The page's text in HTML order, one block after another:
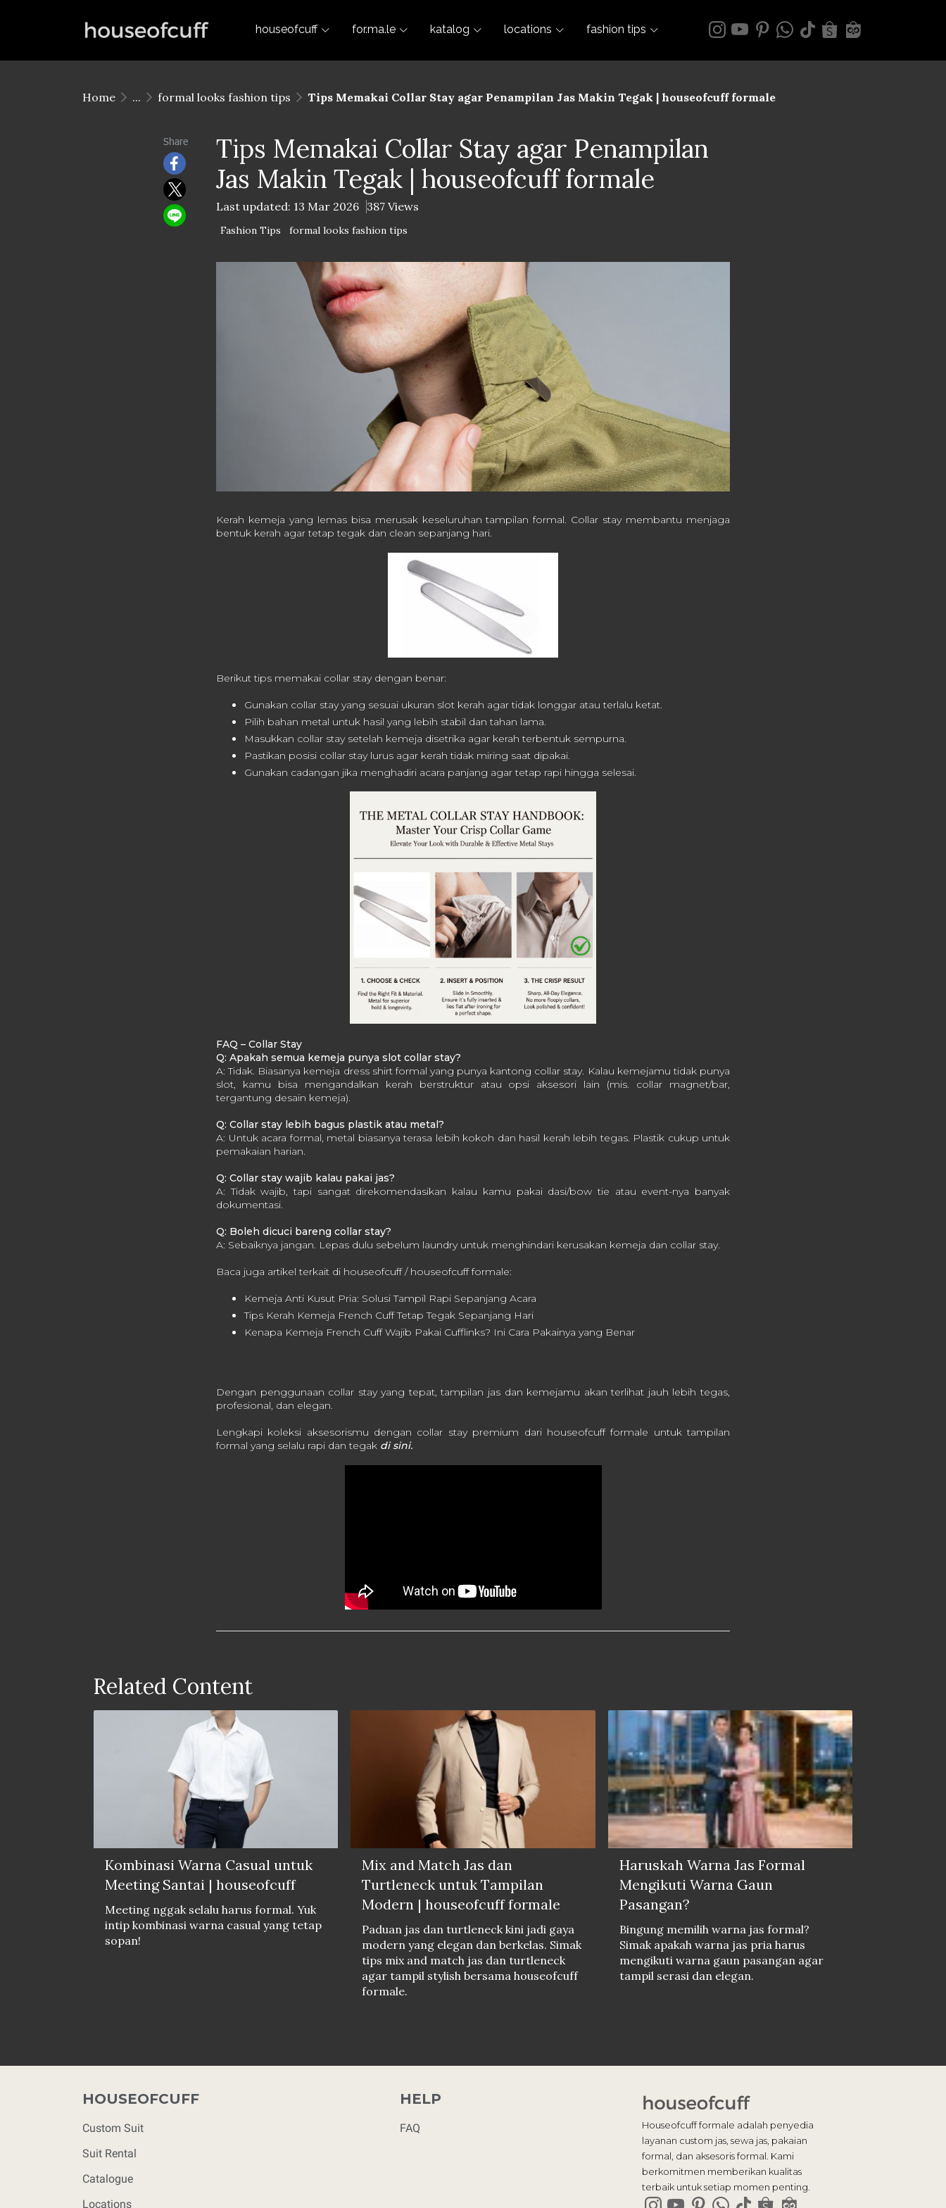
houseofcuff for.ma.le katalog locations fashion tips
Home ... formal looks fashion tips Tips Memakai Collar Stay agar Penampilan Jas Makin Tegak | houseofcuff formale
Share
Tips Memakai Collar Stay agar Penampilan
Jas Makin Tegak | houseofcuff formale
Last updated: 13 Mar 2026 387 Views
Fashion Tips formal looks fashion tips
Kerah kemeja yang lemas bisa merusak keseluruhan tampilan formal. Collar stay membantu menjaga
bentuk kerah agar tetap tegak dan clean sepanjang hari.
Berikut tips memakai collar stay dengan benar:
Gunakan collar stay yang sesuai ukuran slot kerah agar tidak longgar atau terlalu ketat.
Pilih bahan metal untuk hasil yang lebih stabil dan tahan lama.
Masukkan collar stay setelah kemeja disetrika agar kerah terbentuk sempurna.
Pastikan posisi collar stay lurus agar kerah tidak miring saat dipakai.
Gunakan cadangan jika menghadiri acara panjang agar tetap rapi hingga selesai.
FAQ – Collar Stay
Q: Apakah semua kemeja punya slot collar stay?
A: Tidak. Biasanya kemeja dress shirt formal yang punya kantong collar stay. Kalau kemejamu tidak punya
slot, kamu bisa mengandalkan kerah berstruktur atau opsi aksesori lain (mis. collar magnet/bar,
tergantung desain kemeja).
Q: Collar stay lebih bagus plastik atau metal?
A: Untuk acara formal, metal biasanya terasa lebih kokoh dan hasil kerah lebih tegas. Plastik cukup untuk
pemakaian harian.
Q: Collar stay wajib kalau pakai jas?
A: Tidak wajib, tapi sangat direkomendasikan kalau kamu pakai dasi/bow tie atau event-nya banyak
dokumentasi.
Q: Boleh dicuci bareng collar stay?
A: Sebaiknya jangan. Lepas dulu sebelum laundry untuk menghindari kerusakan kemeja dan collar stay.
Baca juga artikel terkait di houseofcuff / houseofcuff formale:
Kemeja Anti Kusut Pria: Solusi Tampil Rapi Sepanjang Acara
Tips Kerah Kemeja French Cuff Tetap Tegak Sepanjang Hari
Kenapa Kemeja French Cuff Wajib Pakai Cufflinks? Ini Cara Pakainya yang Benar
Dengan penggunaan collar stay yang tepat, tampilan jas dan kemejamu akan terlihat jauh lebih tegas,
profesional, dan elegan.
Lengkapi koleksi aksesorismu dengan collar stay premium dari houseofcuff formale untuk tampilan
formal yang selalu rapi dan tegak di sini.
Related Content
Kombinasi Warna Casual untuk
Meeting Santai | houseofcuff
Meeting nggak selalu harus formal. Yuk
intip kombinasi warna casual yang tetap
sopan!
Mix and Match Jas dan
Turtleneck untuk Tampilan
Modern | houseofcuff formale
Paduan jas dan turtleneck kini jadi gaya
modern yang elegan dan berkelas. Simak
tips mix and match jas dan turtleneck
agar tampil stylish bersama houseofcuff
formale.
Haruskah Warna Jas Formal
Mengikuti Warna Gaun
Pasangan?
Bingung memilih warna jas formal?
Simak apakah warna jas pria harus
mengikuti warna gaun pasangan agar
tampil serasi dan elegan.
HOUSEOFCUFF
Custom Suit
Suit Rental
Catalogue
Locations
HELP
FAQ
Houseofcuff formale adalah penyedia
layanan custom jas, sewa jas, pakaian
formal, dan aksesoris formal. Kami
berkomitmen memberikan kualitas
terbaik untuk setiap momen penting.